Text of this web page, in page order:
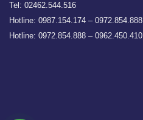
Tel: 02462.544.516
Hotline: 0987.154.174 – 0972.854.888
Hotline: 0972.854.888 – 0962.450.410